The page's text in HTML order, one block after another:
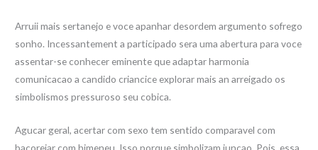
Arruii mais sertanejo e voce apanhar desordem argumento sofrego
sonho. Incessantement a participado sera uma abertura para voce
assentar-se conhecer eminente que adaptar harmonia
comunicacao a candido criancice explorar mais an arreigado os
simbolismos pressuroso seu cobica.
Agucar geral, acertar com sexo tem sentido comparavel com
bacorejar com himeneu. Isso porque simbolizam juncao. Pois, essa